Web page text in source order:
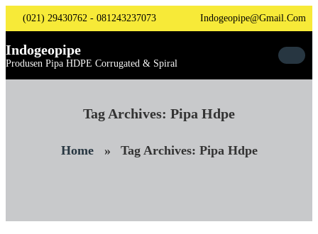
Content
(021) 29430762 - 081243237073 Indogeopipe@gmail.com
Indogeopipe
Produsen Pipa HDPE Corrugated & Spiral
Tag Archives: Pipa Hdpe
Home» Tag Archives: Pipa Hdpe